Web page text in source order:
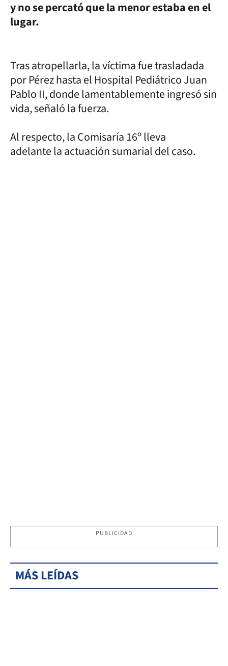
y no se percató que la menor estaba en el
lugar.
Tras atropellarla, la víctima fue trasladada
por Pérez hasta el Hospital Pediátrico Juan
Pablo II, donde lamentablemente ingresó sin
vida, señaló la fuerza.
Al respecto, la Comisaría 16º lleva
adelante la actuación sumarial del caso.
PUBLICIDAD
MÁS LEÍDAS